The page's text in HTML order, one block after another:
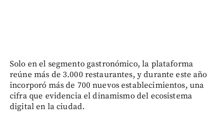
Solo en el segmento gastronómico, la plataforma
reúne más de 3.000 restaurantes, y durante este año
incorporó más de 700 nuevos establecimientos, una
cifra que evidencia el dinamismo del ecosistema
digital en la ciudad.